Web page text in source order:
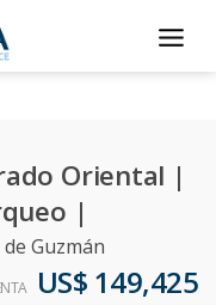
Oriental |
|
Guzmán
US$ 149,425